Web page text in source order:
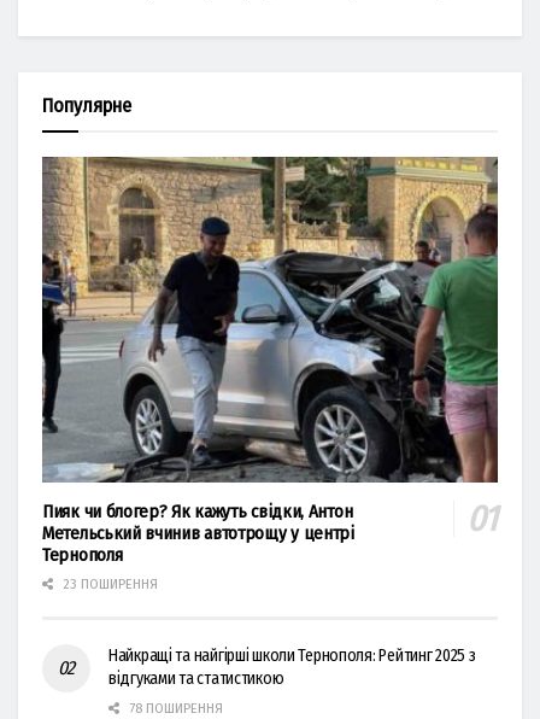
Популярне
Пияк чи блогер? Як кажуть свідки, Антон
Метельський вчинив автотрощу у центрі
Тернополя
23 ПОШИРЕННЯ
Найкращі та найгірші школи Тернополя: Рейтинг 2025 з
відгуками та статистикою
78 ПОШИРЕННЯ